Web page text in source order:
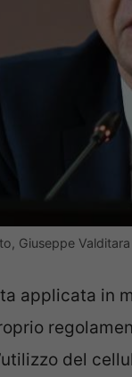
Giuseppe
applicata in
del